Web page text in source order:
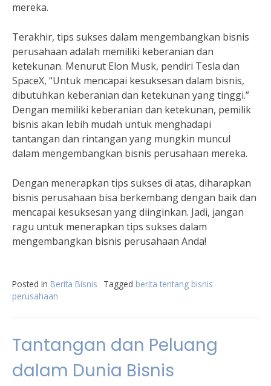
mereka.
Terakhir, tips sukses dalam mengembangkan bisnis
perusahaan adalah memiliki keberanian dan
ketekunan. Menurut Elon Musk, pendiri Tesla dan
SpaceX, “Untuk mencapai kesuksesan dalam bisnis,
dibutuhkan keberanian dan ketekunan yang tinggi.”
Dengan memiliki keberanian dan ketekunan, pemilik
bisnis akan lebih mudah untuk menghadapi
tantangan dan rintangan yang mungkin muncul
dalam mengembangkan bisnis perusahaan mereka.
Dengan menerapkan tips sukses di atas, diharapkan
bisnis perusahaan bisa berkembang dengan baik dan
mencapai kesuksesan yang diinginkan. Jadi, jangan
ragu untuk menerapkan tips sukses dalam
mengembangkan bisnis perusahaan Anda!
Posted in Berita Bisnis Tagged berita tentang bisnis
perusahaan
Tantangan dan Peluang
dalam Dunia Bisnis